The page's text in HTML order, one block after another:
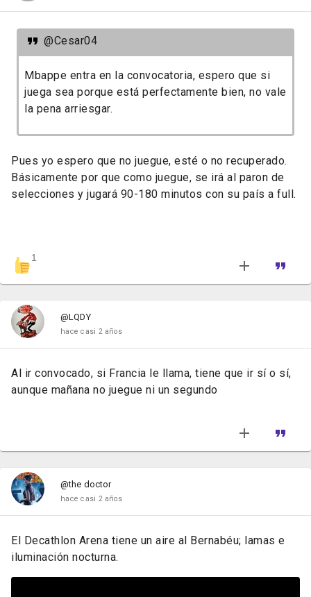
@Cesar04
Mbappe entra en la convocatoria, espero que si
juega sea porque está perfectamente bien, no vale
la pena arriesgar.
Pues yo espero que no juegue, esté o no recuperado.
Básicamente por que como juegue, se irá al paron de
selecciones y jugará 90-180 minutos con su país a full.
1
@LQDY
hace casi 2 años
Al ir convocado, si Francia le llama, tiene que ir sí o sí,
aunque mañana no juegue ni un segundo
@the doctor
hace casi 2 años
El Decathlon Arena tiene un aire al Bernabéu; lamas e
iluminación nocturna.